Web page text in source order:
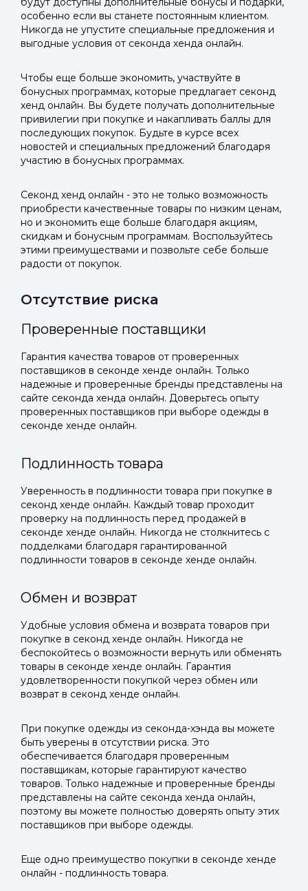
особенно если вы станете постоянным клиентом.
Никогда не упустите специальные предложения и
выгодные условия от секонда хенда онлайн.
Чтобы еще больше экономить, участвуйте в
бонусных программах, которые предлагает секонд
хенд онлайн. Вы будете получать дополнительные
привилегии при покупке и накапливать баллы для
последующих покупок. Будьте в курсе всех
новостей и специальных предложений благодаря
участию в бонусных программах.
Секонд хенд онлайн - это не только возможность
приобрести качественные товары по низким ценам,
но и экономить еще больше благодаря акциям,
скидкам и бонусным программам. Воспользуйтесь
этими преимуществами и позвольте себе больше
радости от покупок.
Отсутствие риска
Проверенные поставщики
Гарантия качества товаров от проверенных
поставщиков в секонде хенде онлайн. Только
надежные и проверенные бренды представлены на
сайте секонда хенда онлайн. Доверьтесь опыту
проверенных поставщиков при выборе одежды в
секонде хенде онлайн.
Подлинность товара
Уверенность в подлинности товара при покупке в
секонд хенде онлайн. Каждый товар проходит
проверку на подлинность перед продажей в
секонде хенде онлайн. Никогда не столкнитесь с
подделками благодаря гарантированной
подлинности товаров в секонде хенде онлайн.
Обмен и возврат
Удобные условия обмена и возврата товаров при
покупке в секонд хенде онлайн. Никогда не
беспокойтесь о возможности вернуть или обменять
товары в секонде хенде онлайн. Гарантия
удовлетворенности покупкой через обмен или
возврат в секонд хенде онлайн.
При покупке одежды из секонда-хэнда вы можете
быть уверены в отсутствии риска. Это
обеспечивается благодаря проверенным
поставщикам, которые гарантируют качество
товаров. Только надежные и проверенные бренды
представлены на сайте секонда хенда онлайн,
поэтому вы можете полностью доверять опыту этих
поставщиков при выборе одежды.
Еще одно преимущество покупки в секонде хенде
онлайн - подлинность товара.